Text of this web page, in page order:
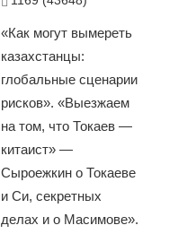
«Как могут вымереть
казахстанцы:
глобальные сценарии
рисков». «Выезжаем
на том, что Токаев —
китаист» —
Сыроежкин о Токаеве
и Си, секретных
делах и о Масимове».